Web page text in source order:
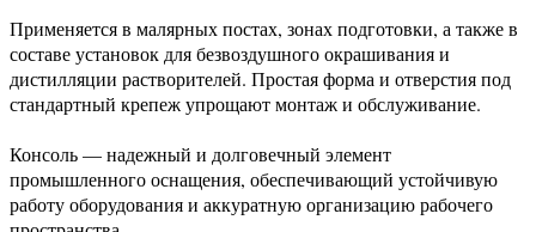
Применяется в малярных постах, зонах подготовки, а также в
составе установок для безвоздушного окрашивания и
дистилляции растворителей. Простая форма и отверстия под
стандартный крепеж упрощают монтаж и обслуживание.
Консоль — надежный и долговечный элемент
промышленного оснащения, обеспечивающий устойчивую
работу оборудования и аккуратную организацию рабочего